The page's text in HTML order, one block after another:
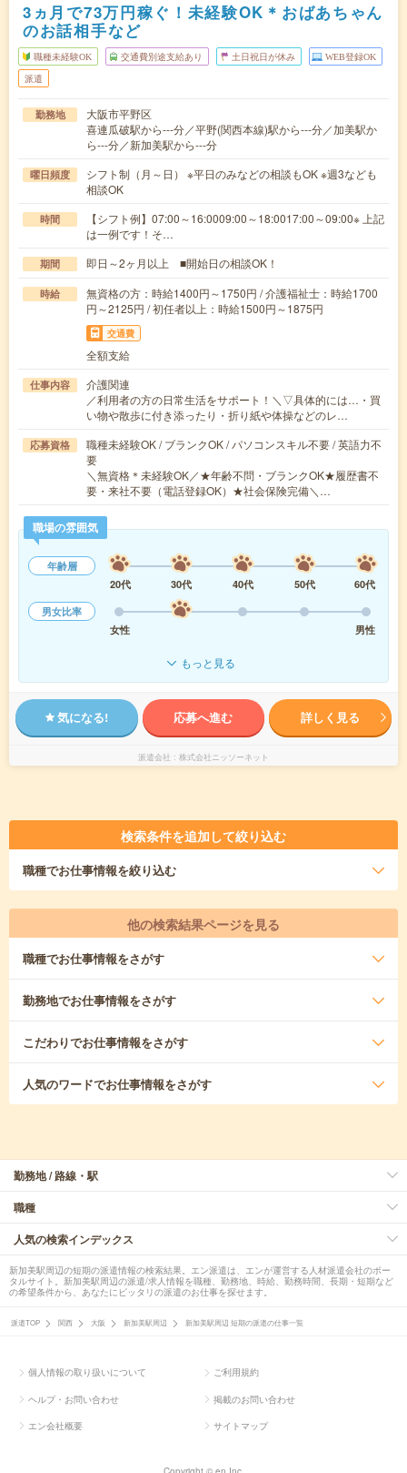
3ヵ月で73万円稼ぐ！未経験OK＊おばあちゃん
のお話相手など
職種未経験OK 交通費別途支給あり 土日祝日が休み WEB登録OK
派遣
勤務地
大阪市平野区
喜連瓜破駅から---分／平野(関西本線)駅から---分／加美駅か
ら---分／新加美駅から---分
曜日頻度
シフト制（月～日） ※平日のみなどの相談もOK ※週3なども
相談OK
時間
【シフト例】07:00～16:0009:00～18:0017:00～09:00※ 上記
は一例です！そ…
期間 即日～2ヶ月以上 ■開始日の相談OK！
時給
無資格の方：時給1400円～1750円 / 介護福祉士：時給1700
円～2125円 / 初任者以上：時給1500円～1875円
交通費
全額支給
仕事内容
介護関連
／利用者の方の日常生活をサポート！＼▽具体的には…・買
い物や散歩に付き添ったり・折り紙や体操などのレ…
応募資格
職種未経験OK / ブランクOK / パソコンスキル不要 / 英語力不
要
＼無資格＊未経験OK／★年齢不問・ブランクOK★履歴書不
要・来社不要（電話登録OK）★社会保険完備＼…
職場の雰囲気
年齢層
20代
30代 40代 50代
60代
男女比率
女性
男性
もっと見る
気になる! 応募へ進む 詳しく見る
派遣会社 株式会社ニッソーネット
検索条件を追加して絞り込む
職種でお仕事情報を絞り込む
他の検索結果ページを見る
職種でお仕事情報をさがす
勤務地でお仕事情報をさがす
こだわりでお仕事情報をさがす
人気のワードでお仕事情報をさがす
勤務地 / 路線・駅
職種
人気の検索インデックス
新加美駅周辺の短期の派遣情報の検索結果。エン派遣は、エンが運営する人材派遣会社のポー
タルサイト。新加美駅周辺の派遣/求人情報を職種、勤務地、時給、勤務時間、長期・短期など
の希望条件から、あなたにピッタリの派遣のお仕事を探せます。
派遣TOP 関西 大阪 新加美駅周辺 新加美駅周辺 短期の派遣の仕事一覧
個人情報の取り扱いについて ご利用規約
ヘルプ・お問い合わせ 掲載のお問い合わせ
エン会社概要 サイトマップ